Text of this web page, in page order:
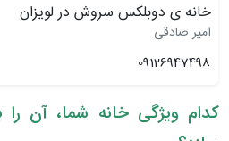
خانه ی دوبلکس سروش در لویزان
امیر صادقی
09126947498
کدام ویژگی خانه شما، آن